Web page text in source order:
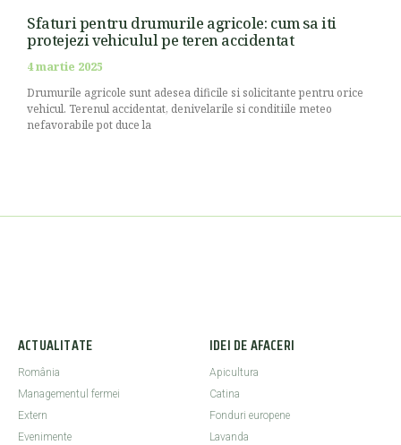
Sfaturi pentru drumurile agricole: cum sa iti
protejezi vehiculul pe teren accidentat
4 martie 2025
Drumurile agricole sunt adesea dificile si solicitante pentru orice
vehicul. Terenul accidentat, denivelarile si conditiile meteo
nefavorabile pot duce la
ACTUALITATE
România
Managementul fermei
Extern
Evenimente
IDEI DE AFACERI
Apicultura
Catina
Fonduri europene
Lavanda